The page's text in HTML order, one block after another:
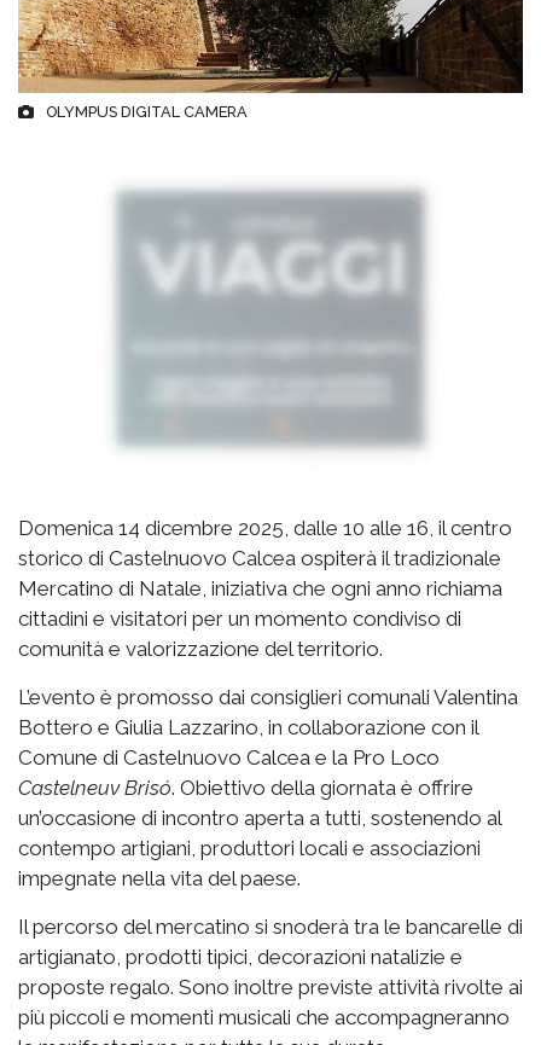
OLYMPUS DIGITAL CAMERA
Domenica 14 dicembre 2025, dalle 10 alle 16, il centro
storico di Castelnuovo Calcea ospiterà il tradizionale
Mercatino di Natale, iniziativa che ogni anno richiama
cittadini e visitatori per un momento condiviso di
comunità e valorizzazione del territorio.
L’evento è promosso dai consiglieri comunali Valentina
Bottero e Giulia Lazzarino, in collaborazione con il
Comune di Castelnuovo Calcea e la Pro Loco
Castelneuv Brisó. Obiettivo della giornata è offrire
un’occasione di incontro aperta a tutti, sostenendo al
contempo artigiani, produttori locali e associazioni
impegnate nella vita del paese.
Il percorso del mercatino si snoderà tra le bancarelle di
artigianato, prodotti tipici, decorazioni natalizie e
proposte regalo. Sono inoltre previste attività rivolte ai
più piccoli e momenti musicali che accompagneranno